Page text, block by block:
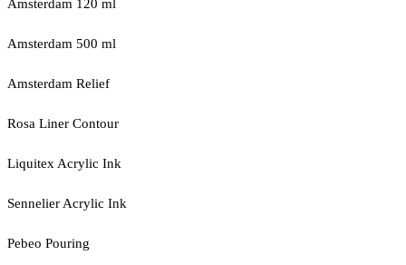
Amsterdam 120 ml
Amsterdam 500 ml
Amsterdam Relief
Rosa Liner Contour
Liquitex Acrylic Ink
Sennelier Acrylic Ink
Pebeo Pouring